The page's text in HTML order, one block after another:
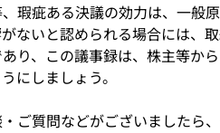
瑕疵ある決議の効力は、一般
いと認められる場合には、
り、この議事録は、株主等か
にしましょう。
ご質問などがございましたら